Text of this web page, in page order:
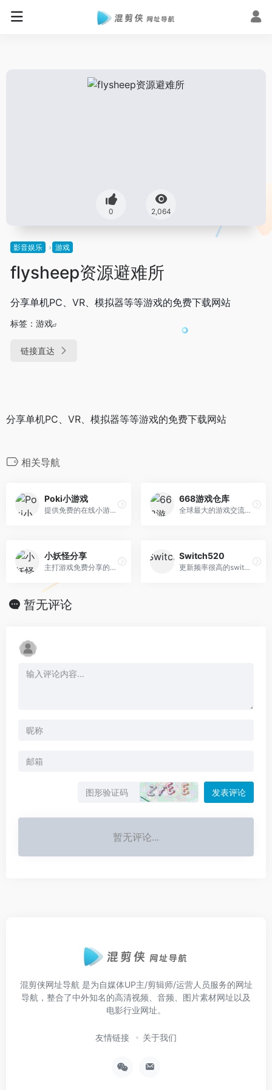
0 2,064
影音娱乐 游戏
flysheep资源避难所
分享单机PC、VR、模拟器等等游戏的免费下载网站
标签： 游戏
链接直达
分享单机PC、VR、模拟器等等游戏的免费下载网站
相关导航
Poki小游戏
提供免费的在线小游戏的网站
668游戏仓库
全球最大的游戏交流中心-本站所有资源均为精品资源
小妖怪分享
主打游戏免费分享的资源网站
Switch520
更新频率很高的switch、pc、ps5、ps4、模拟器游戏下载网站
暂无评论
发表评论
暂无评论...
混剪侠网址导航 是为自媒体UP主/剪辑师/运营人员服务的网址
导航，整合了中外知名的高清视频、音频、图片素材网址以及
电影行业网址。
友情链接 关于我们